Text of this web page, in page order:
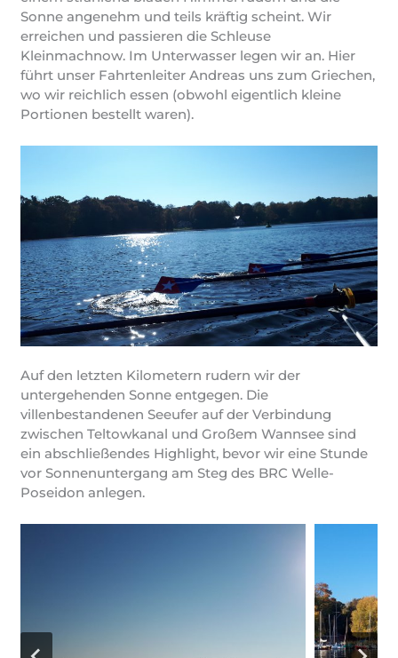
Sonne angenehm und teils kräftig scheint. Wir
erreichen und passieren die Schleuse
Kleinmachnow. Im Unterwasser legen wir an. Hier
führt unser Fahrtenleiter Andreas uns zum Griechen,
wo wir reichlich essen (obwohl eigentlich kleine
Portionen bestellt waren).
Auf den letzten Kilometern rudern wir der
untergehenden Sonne entgegen. Die
villenbestandenen Seeufer auf der Verbindung
zwischen Teltowkanal und Großem Wannsee sind
ein abschließendes Highlight, bevor wir eine Stunde
vor Sonnenuntergang am Steg des BRC Welle-
Poseidon anlegen.